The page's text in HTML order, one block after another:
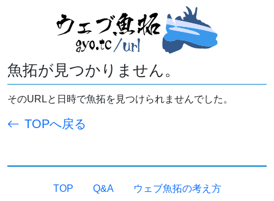
魚拓が見つかりません。
そのURLと日時で魚拓を見つけられませんでした。
TOPへ戻る
TOP Q&A ウェブ魚拓の考え方